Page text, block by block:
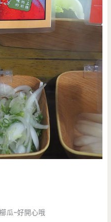
瓜~好開心哦